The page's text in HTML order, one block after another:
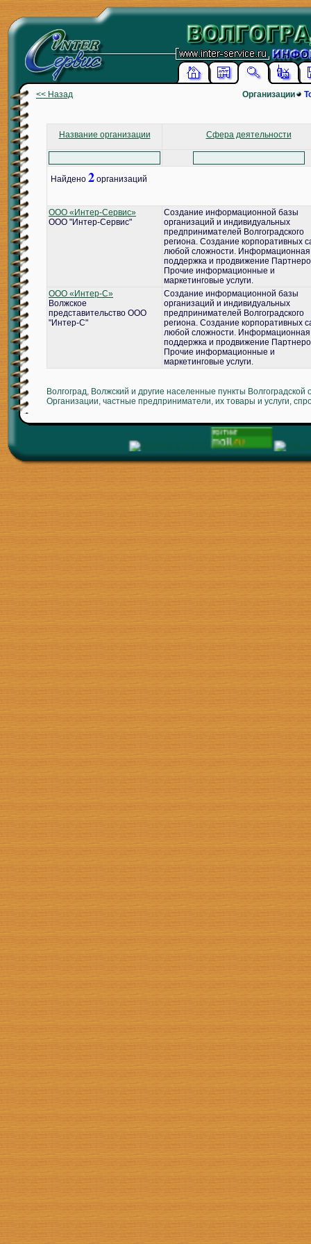
<< Назад Организации
Название организации Сфера деятельности
Найдено 2 организаций
ООО «Интер-Сервис»
ООО "Интер-Сервис"
Создание информационной базы
организаций и индивидуальных
предпринимателей Волгоградского
региона. Создание корпоративных
любой сложности. Информационная
поддержка и продвижение
Прочие информационные и
маркетинговые услуги.
ООО «Интер-С»
Волжское
представительство ООО
"Интер-С"
Создание информационной базы
организаций и индивидуальных
предпринимателей Волгоградского
региона. Создание корпоративных
любой сложности. Информационная
поддержка и продвижение
Прочие информационные и
маркетинговые услуги.
Волгоград, Волжский и другие населенные пункты Волгоградской
Организации, частные предприниматели, их товары и услуги,